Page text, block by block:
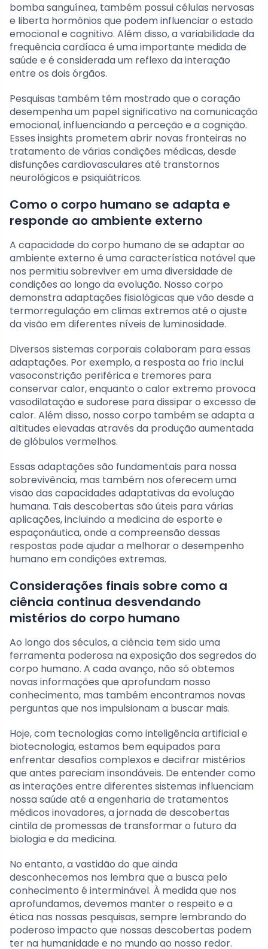
bomba sanguínea, também possui células nervosas
e liberta hormônios que podem influenciar o estado
emocional e cognitivo. Além disso, a variabilidade da
frequência cardíaca é uma importante medida de
saúde e é considerada um reflexo da interação
entre os dois órgãos.
Pesquisas também têm mostrado que o coração
desempenha um papel significativo na comunicação
emocional, influenciando a perceção e a cognição.
Esses insights prometem abrir novas fronteiras no
tratamento de várias condições médicas, desde
disfunções cardiovasculares até transtornos
neurológicos e psiquiátricos.
Como o corpo humano se adapta e
responde ao ambiente externo
A capacidade do corpo humano de se adaptar ao
ambiente externo é uma característica notável que
nos permitiu sobreviver em uma diversidade de
condições ao longo da evolução. Nosso corpo
demonstra adaptações fisiológicas que vão desde a
termorregulação em climas extremos até o ajuste
da visão em diferentes níveis de luminosidade.
Diversos sistemas corporais colaboram para essas
adaptações. Por exemplo, a resposta ao frio inclui
vasoconstrição periférica e tremores para
conservar calor, enquanto o calor extremo provoca
vasodilatação e sudorese para dissipar o excesso de
calor. Além disso, nosso corpo também se adapta a
altitudes elevadas através da produção aumentada
de glóbulos vermelhos.
Essas adaptações são fundamentais para nossa
sobrevivência, mas também nos oferecem uma
visão das capacidades adaptativas da evolução
humana. Tais descobertas são úteis para várias
aplicações, incluindo a medicina de esporte e
espaçonáutica, onde a compreensão dessas
respostas pode ajudar a melhorar o desempenho
humano em condições extremas.
Considerações finais sobre como a
ciência continua desvendando
mistérios do corpo humano
Ao longo dos séculos, a ciência tem sido uma
ferramenta poderosa na exposição dos segredos do
corpo humano. A cada avanço, não só obtemos
novas informações que aprofundam nosso
conhecimento, mas também encontramos novas
perguntas que nos impulsionam a buscar mais.
Hoje, com tecnologias como inteligência artificial e
biotecnologia, estamos bem equipados para
enfrentar desafios complexos e decifrar mistérios
que antes pareciam insondáveis. De entender como
as interações entre diferentes sistemas influenciam
nossa saúde até a engenharia de tratamentos
médicos inovadores, a jornada de descobertas
cintila de promessas de transformar o futuro da
biologia e da medicina.
No entanto, a vastidão do que ainda
desconhecemos nos lembra que a busca pelo
conhecimento é interminável. À medida que nos
aprofundamos, devemos manter o respeito e a
ética nas nossas pesquisas, sempre lembrando do
poderoso impacto que nossas descobertas podem
ter na humanidade e no mundo ao nosso redor.